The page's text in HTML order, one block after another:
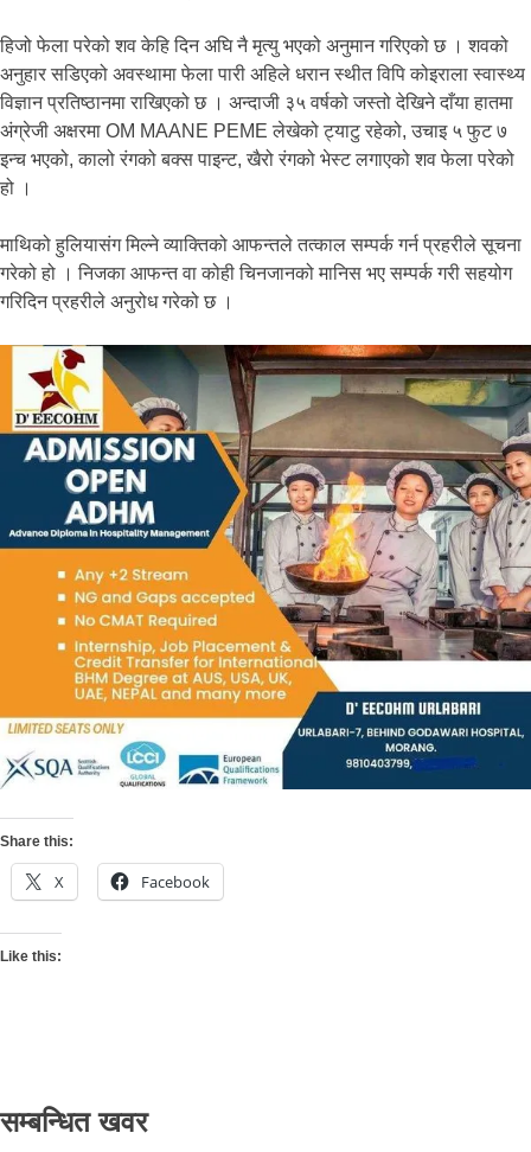
हिजो फेला परेको शव केहि दिन अघि नै मृत्यु भएको अनुमान गरिएको छ । शवको
अनुहार सडिएको अवस्थामा फेला पारी अहिले धरान स्थीत विपि कोइराला स्वास्थ्य
विज्ञान प्रतिष्ठानमा राखिएको छ । अन्दाजी ३५ वर्षको जस्तो देखिने दाँया हातमा
अंग्रेजी अक्षरमा OM MAANE PEME लेखेको ट्याटु रहेको, उचाइ ५ फुट ७
इन्च भएको, कालो रंगको बक्स पाइन्ट, खैरो रंगको भेस्ट लगाएको शव फेला परेको
हो ।
माथिको हुलियासंग मिल्ने व्याक्तिको आफन्तले तत्काल सम्पर्क गर्न प्रहरीले सूचना
गरेको हो । निजका आफन्त वा कोही चिनजानको मानिस भए सम्पर्क गरी सहयोग
गरिदिन प्रहरीले अनुरोध गरेको छ ।
Share this:
X Facebook
Like this:
सम्बन्धित खवर